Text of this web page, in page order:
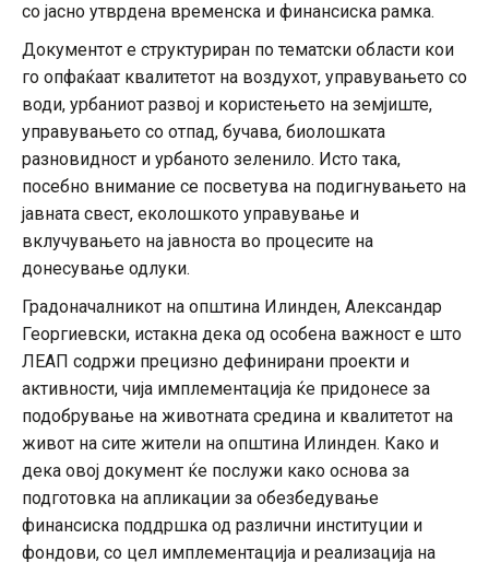
со јасно утврдена временска и финансиска рамка.
Документот е структуриран по тематски области кои
го опфаќаат квалитетот на воздухот, управувањето со
води, урбаниот развој и користењето на земјиште,
управувањето со отпад, бучава, биолошката
разновидност и урбаното зеленило. Исто така,
посебно внимание се посветува на подигнувањето на
јавната свест, еколошкото управување и
вклучувањето на јавноста во процесите на
донесување одлуки.
Градоначалникот на општина Илинден, Александар
Георгиевски, истакна дека од особена важност е што
ЛЕАП содржи прецизно дефинирани проекти и
активности, чија имплементација ќе придонесе за
подобрување на животната средина и квалитетот на
живот на сите жители на општина Илинден. Како и
дека овој документ ќе послужи како основа за
подготовка на апликации за обезбедување
финансиска поддршка од различни институции и
фондови, со цел имплементација и реализација на